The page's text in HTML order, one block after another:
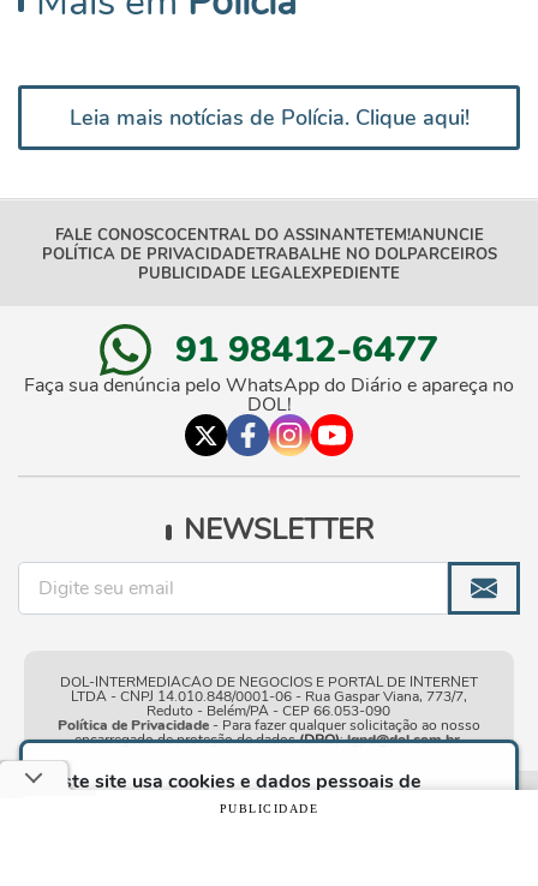
Este site usa cookies e dados pessoais de
acordo com os nossosTermos de Uso e Política
e, ao continuar navegando neste
Leia mais notícias de Polícia. Clique aqui!
FALE CONOSCOCENTRAL DO ASSINANTETEM!ANUNCIE
POLÍTICA DE PRIVACIDADETRABALHE NO DOLPARCEIROS
PUBLICIDADE LEGALEXPEDIENTE
91 98412-6477
Faça sua denúncia pelo WhatsApp do Diário e apareça no
DOL!
NEWSLETTER
DOL-INTERMEDIACAO DE NEGOCIOS E PORTAL DE INTERNET
LTDA - CNPJ 14.010.848/0001-06 - Rua Gaspar Viana, 773/7,
Reduto - Belém/PA - CEP 66.053-090
Política de Privacidade- Para fazer qualquer solicitação ao nosso
encarregado de proteção de dados(DPO):lgpd@dol.com.br.
| © Copyright 2010-2026 DOL - Diário
PUBLICIDADE